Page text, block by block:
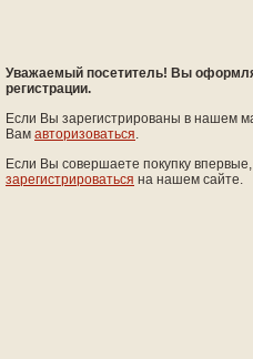
Уважаемый посетитель! Вы
регистрации.
Если Вы зарегистрированы в нашем
Вам авторизоваться.
Если Вы совершаете покупку
зарегистрироваться на нашем сайте.